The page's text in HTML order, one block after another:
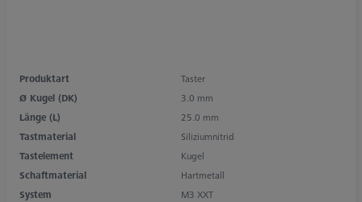
Produktart
Taster
Ø Kugel (DK)
3.0 mm
Länge (L)
25.0 mm
Tastmaterial
Siliziumnitrid
Tastelement
Kugel
Schaftmaterial
Hartmetall
System
M3 XXT